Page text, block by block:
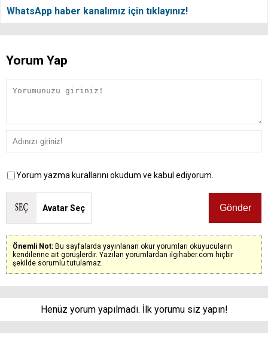
WhatsApp haber kanalımız için tıklayınız!
Yorum Yap
Yorum yazma kurallarını okudum ve kabul ediyorum.
Avatar Seç
Önemli Not: Bu sayfalarda yayınlanan okur yorumları okuyucuların
kendilerine ait görüşlerdir. Yazılan yorumlardan ilgihaber.com hiçbir
şekilde sorumlu tutulamaz.
Henüz yorum yapılmadı. İlk yorumu siz yapın!